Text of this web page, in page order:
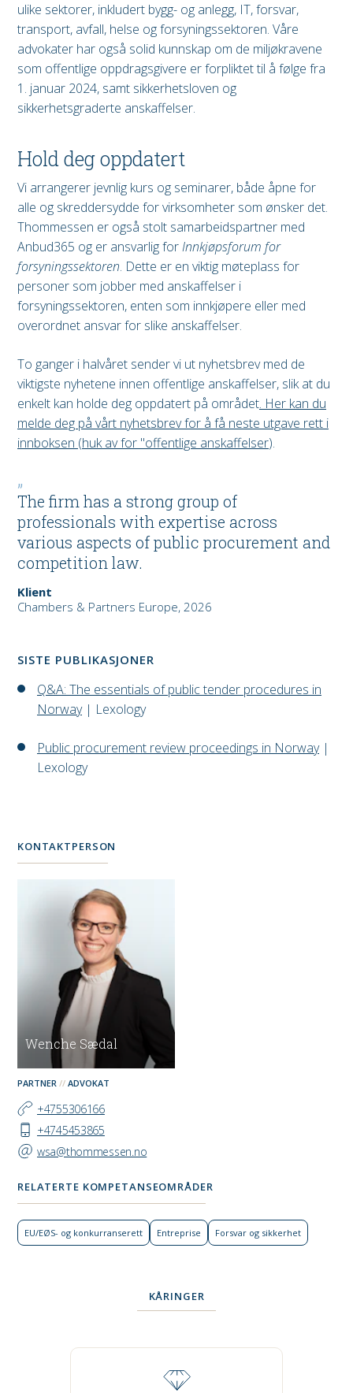
ulike sektorer, inkludert bygg- og anlegg, IT, forsvar,
transport, avfall, helse og forsyningssektoren. Våre
advokater har også solid kunnskap om de miljøkravene
som offentlige oppdragsgivere er forpliktet til å følge fra
1. januar 2024, samt sikkerhetsloven og
sikkerhetsgraderte anskaffelser.
Hold deg oppdatert
Vi arrangerer jevnlig kurs og seminarer, både åpne for
alle og skreddersydde for virksomheter som ønsker det.
Thommessen er også stolt samarbeidspartner med
Anbud365 og er ansvarlig forInnkjøpsforum for
forsyningssektoren. Dette er en viktig møteplass for
personer som jobber med anskaffelser i
forsyningssektoren, enten som innkjøpere eller med
overordnet ansvar for slike anskaffelser.
To ganger i halvåret sender vi ut nyhetsbrev med de
viktigste nyhetene innen offentlige anskaffelser, slik at du
enkelt kan holde deg oppdatert på området. Her kan du
melde deg på vårt nyhetsbrev for å få neste utgave rett i
innboksen (huk av for "offentlige anskaffelser).
The firm has a strong group of
professionals with expertise across
various aspects of public procurement and
competition law.
Klient
Chambers & Partners Europe, 2026
SISTE PUBLIKASJONER
Q&A: The essentials of public tender procedures in
Norway| Lexology
Public procurement review proceedings in Norway|
Lexology
KONTAKTPERSON
Wenche Sædal
PARTNER ADVOKAT
+4755306166
+4745453865
wsa@thommessen.no
RELATERTE KOMPETANSEOMRÅDER
EU/EØS- og konkurranse­rett Entreprise Forsvar og sikkerhet
KÅRINGER